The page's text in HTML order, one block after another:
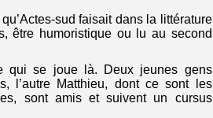
sud faisait dans la littérature
être humoristique ou lu au second
qui se joue là. Deux jeunes gens
l’autre Matthieu, dont ce sont les
sont amis et suivent un cursus